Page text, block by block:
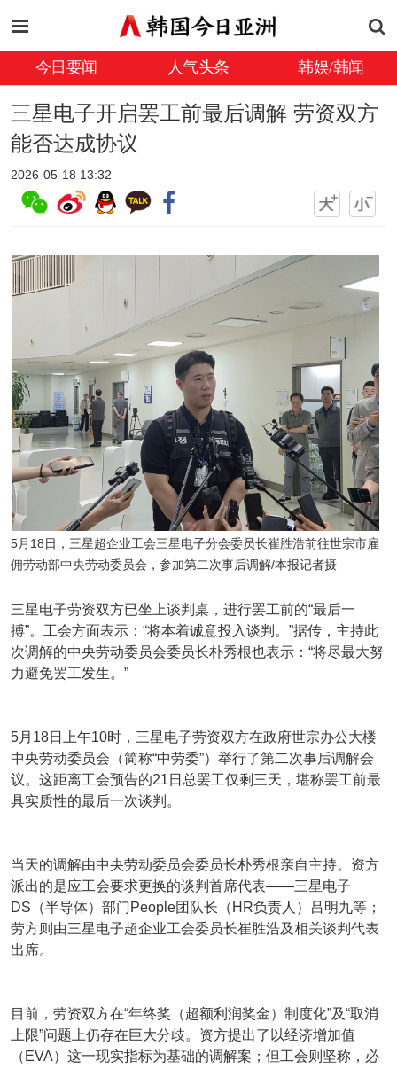
今日要闻 人气头条 韩娱/韩闻
三星电子开启罢工前最后调解 劳资双方
能否达成协议
2026-05-18 13:32
5月18日，三星超企业工会三星电子分会委员长崔胜浩前往世宗市雇
佣劳动部中央劳动委员会，参加第二次事后调解/本报记者摄
三星电子劳资双方已坐上谈判桌，进行罢工前的“最后一
搏”。工会方面表示：“将本着诚意投入谈判。”据传，主持此
次调解的中央劳动委员会委员长朴秀根也表示：“将尽最大努
力避免罢工发生。”
5月18日上午10时，三星电子劳资双方在政府世宗办公大楼
中央劳动委员会（简称“中劳委”）举行了第二次事后调解会
议。这距离工会预告的21日总罢工仅剩三天，堪称罢工前最
具实质性的最后一次谈判。
当天的调解由中央劳动委员会委员长朴秀根亲自主持。资方
派出的是应工会要求更换的谈判首席代表——三星电子
DS（半导体）部门People团队长（HR负责人）吕明九等；
劳方则由三星电子超企业工会委员长崔胜浩及相关谈判代表
出席。
目前，劳资双方在“年终奖（超额利润奖金）制度化”及“取消
上限”问题上仍存在巨大分歧。资方提出了以经济增加值
（EVA）这一现实指标为基础的调解案；但工会则坚称，必